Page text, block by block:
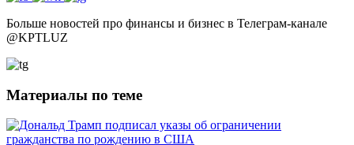
Больше новостей про финансы и бизнес в Телеграм-канале
@KPTLUZ
Материалы по теме